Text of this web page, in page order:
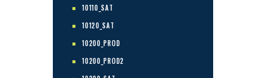
10110_SAT
10120_SAT
10200_PROD
10200_PROD2